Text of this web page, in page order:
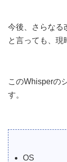
今後、さらなる
と言っても、現
このWhisperの
す。
OS